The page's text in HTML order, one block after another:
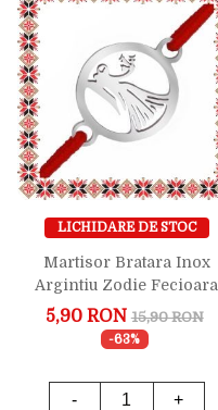
LICHIDARE DE STOC
Martisor Bratara Inox
Argintiu Zodie Fecioara
5,90 RON 15,90 RON
-63%
- +